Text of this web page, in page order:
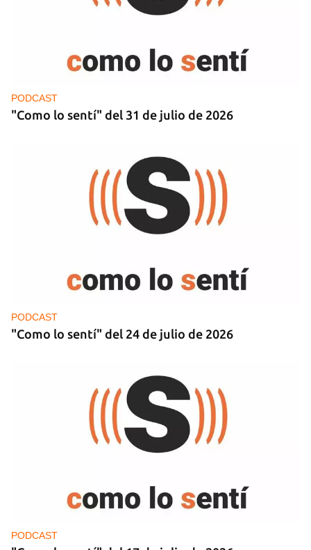
PODCAST
"Como lo sentí" del 31 de julio de 2026
PODCAST
"Como lo sentí" del 24 de julio de 2026
PODCAST